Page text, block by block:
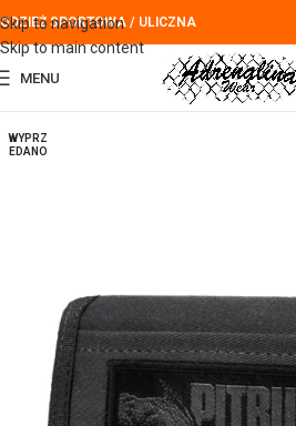
Skip to navigation
Skip to main content
ODZIEŻ SPORTOWA / ULICZNA
MENU
WYPRZ
EDANO